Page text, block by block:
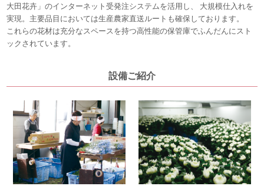
大田花卉」のインターネット受発注システムを活用し、 大規模仕入れを
実現。主要品目においては生産農家直送ルートも確保しております。
これらの花材は充分なスペースを持つ高性能の保管庫でふんだんにスト
ックされています。
設備ご紹介